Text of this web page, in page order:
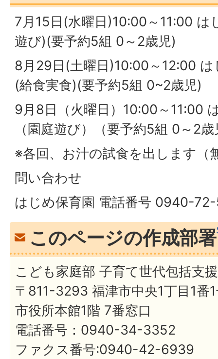
7月15日(水曜日)10:00～11:00 は
遊び)(要予約5組 0～2歳児)
8月29日(土曜日)10:00～12:00
(給食実食)(要予約5組 0~2歳児)
9月8日（火曜日）10:00～11:00
（園庭遊び）（要予約5組 0～2
※各回、お汁の試食を出します（
問い合わせ
はじめ保育園 電話番号 0940-
このページの作成部署
こども家庭部 子育て世代包括支
〒811-3293 福津市中央1丁目1番
市役所本館1階 7番窓口
電話番号：0940-34-3352
ファクス番号:0940-42-6939